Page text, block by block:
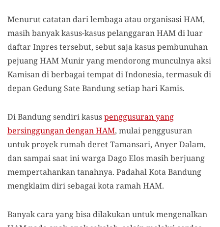
Menurut catatan dari lembaga atau organisasi HAM,
masih banyak kasus-kasus pelanggaran HAM di luar
daftar Inpres tersebut, sebut saja kasus pembunuhan
pejuang HAM Munir yang mendorong munculnya aksi
Kamisan di berbagai tempat di Indonesia, termasuk di
depan Gedung Sate Bandung setiap hari Kamis.
Di Bandung sendiri kasuspenggusuran yang
bersinggungan dengan HAM, mulai penggusuran
untuk proyek rumah deret Tamansari, Anyer Dalam,
dan sampai saat ini warga Dago Elos masih berjuang
mempertahankan tanahnya. Padahal Kota Bandung
mengklaim diri sebagai kota ramah HAM.
Banyak cara yang bisa dilakukan untuk mengenalkan